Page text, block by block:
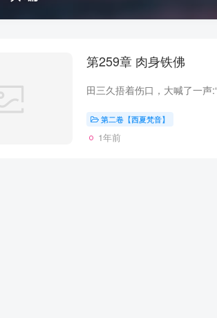
第259章 肉身铁佛
第二卷【西夏梵音】
1年前